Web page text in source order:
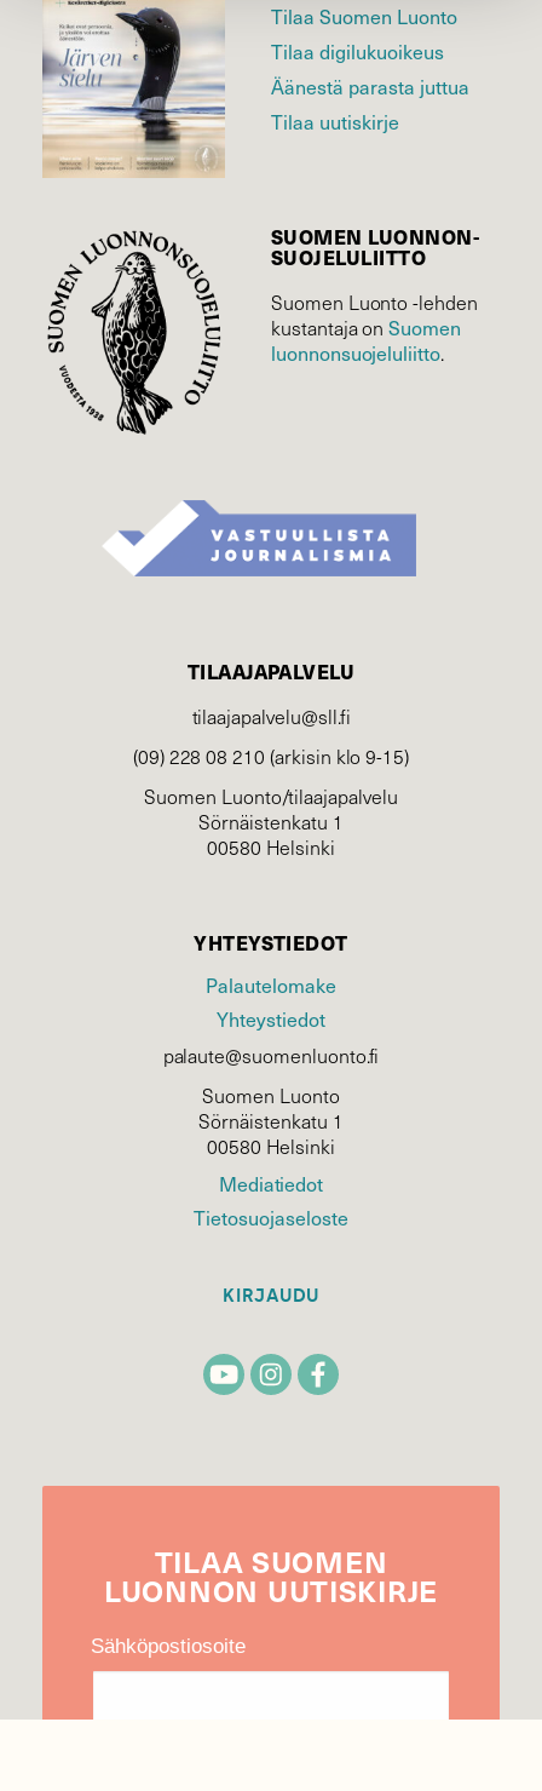
Tilaa Suomen Luonto
Tilaa digilukuoikeus
Äänestä parasta juttua
Tilaa uutiskirje
SUOMEN LUONNON­
SUOJELU­LIITTO
Suomen Luonto -lehden
kustantaja onSuomen
luonnonsuojelu­liitto.
TILAAJAPALVELU
tilaajapalvelu@sll.fi
(09) 228 08 210 (arkisin klo 9-15)
Suomen Luonto/tilaajapalvelu
Sörnäistenkatu 1
00580 Helsinki
YHTEYSTIEDOT
Palautelomake
Yhteystiedot
palaute@suomenluonto.fi
Suomen Luonto
Sörnäistenkatu 1
00580 Helsinki
Mediatiedot
Tietosuojaseloste
KIRJAUDU
TILAA SUOMEN
LUONNON UUTIS­KIRJE
Sähköpostiosoite